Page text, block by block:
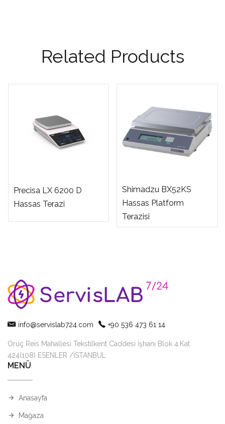
Related Products
Precisa LX 6200 D
Hassas Terazi
Shimadzu BX52KS
Hassas Platform
Terazisi
info@servislab724.com +90 536 473 61 14
Oruç Reis Mahallesi Tekstilkent Caddesi İşhanı Blok 4.Kat
424(108) ESENLER /İSTANBUL
MENÜ
Anasayfa
Mağaza